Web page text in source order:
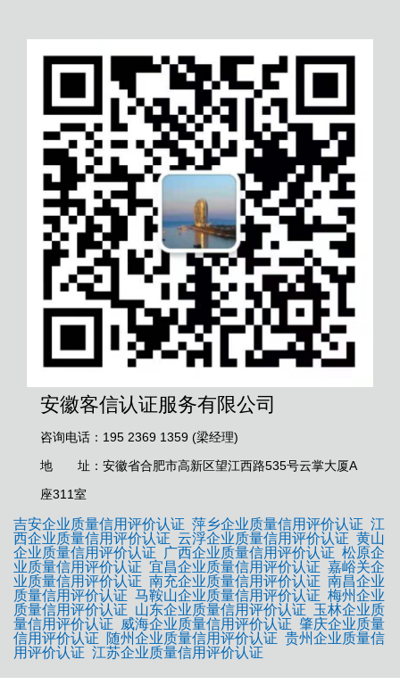
安徽客信认证服务有限公司
咨询电话：195 2369 1359 (梁经理)
地 址：安徽省合肥市高新区望江西路535号云掌大厦A
座311室
吉安企业质量信用评价认证 萍乡企业质量信用评价认证 江
西企业质量信用评价认证 云浮企业质量信用评价认证 黄山
企业质量信用评价认证
广西企业质量信用评价认证 松原企
业质量信用评价认证 宜昌企业质量信用评价认证 嘉峪关企
业质量信用评价认证 南充企业质量信用评价认证 南昌企业
质量信用评价认证 马鞍山企业质量信用评价认证 梅州企业
质量信用评价认证 山东企业质量信用评价认证 玉林企业质
量信用评价认证
威海企业质量信用评价认证 肇庆企业质量
信用评价认证
随州企业质量信用评价认证 贵州企业质量信
用评价认证 江苏企业质量信用评价认证